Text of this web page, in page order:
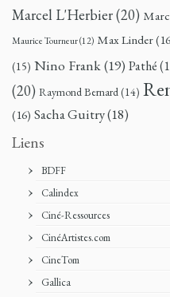
Marcel L'Herbier(20)
Maurice Tourneur(12) Max Linder
(15) Nino Frank(19) Pathé
(20) Raymond Bernard(14)
(16) Sacha Guitry(18)
Liens
BDFF
Calindex
Ciné-Ressources
CinéArtistes.com
CineTom
Gallica